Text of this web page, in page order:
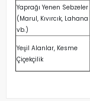
Yaprağı Yenen Sebzeler
(Marul, Kıvırcık, Lahana
vb.)
Yeşil Alanlar, Kesme
Çiçekçilik